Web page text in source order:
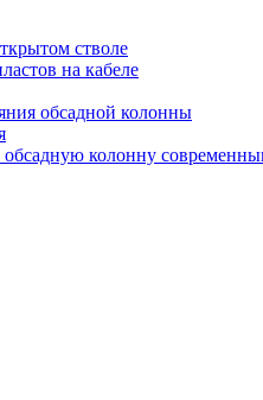
стволе
на кабеле
обсадной колонны
колонну